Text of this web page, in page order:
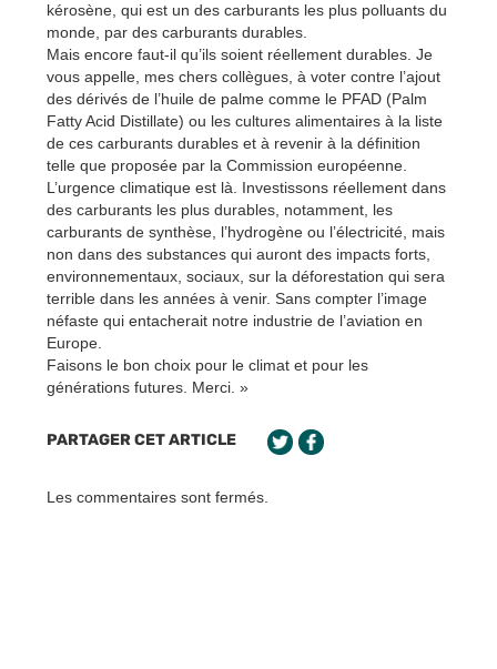
kérosène, qui est un des carburants les plus polluants du
monde, par des carburants durables.
Mais encore faut-il qu’ils soient réellement durables. Je
vous appelle, mes chers collègues, à voter contre l’ajout
des dérivés de l’huile de palme comme le PFAD (Palm
Fatty Acid Distillate) ou les cultures alimentaires à la liste
de ces carburants durables et à revenir à la définition
telle que proposée par la Commission européenne.
L’urgence climatique est là. Investissons réellement dans
des carburants les plus durables, notamment, les
carburants de synthèse, l’hydrogène ou l’électricité, mais
non dans des substances qui auront des impacts forts,
environnementaux, sociaux, sur la déforestation qui sera
terrible dans les années à venir. Sans compter l’image
néfaste qui entacherait notre industrie de l’aviation en
Europe.
Faisons le bon choix pour le climat et pour les
générations futures. Merci. »
PARTAGER CET ARTICLE
Les commentaires sont fermés.